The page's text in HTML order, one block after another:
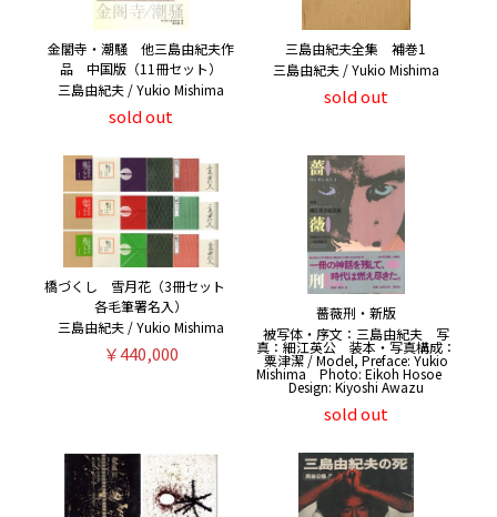
金閣寺・潮騒 他三島由紀夫作
品 中国版（11冊セット）
三島由紀夫 / Yukio Mishima
sold out
三島由紀夫全集 補巻1
三島由紀夫 / Yukio Mishima
sold out
橋づくし 雪月花（3冊セット
各毛筆署名入）
三島由紀夫 / Yukio Mishima
￥440,000
薔薇刑・新版
被写体・序文：三島由紀夫 写
真：細江英公 装本・写真構成：
粟津潔 / Model, Preface: Yukio
Mishima Photo: Eikoh Hosoe
Design: Kiyoshi Awazu
sold out